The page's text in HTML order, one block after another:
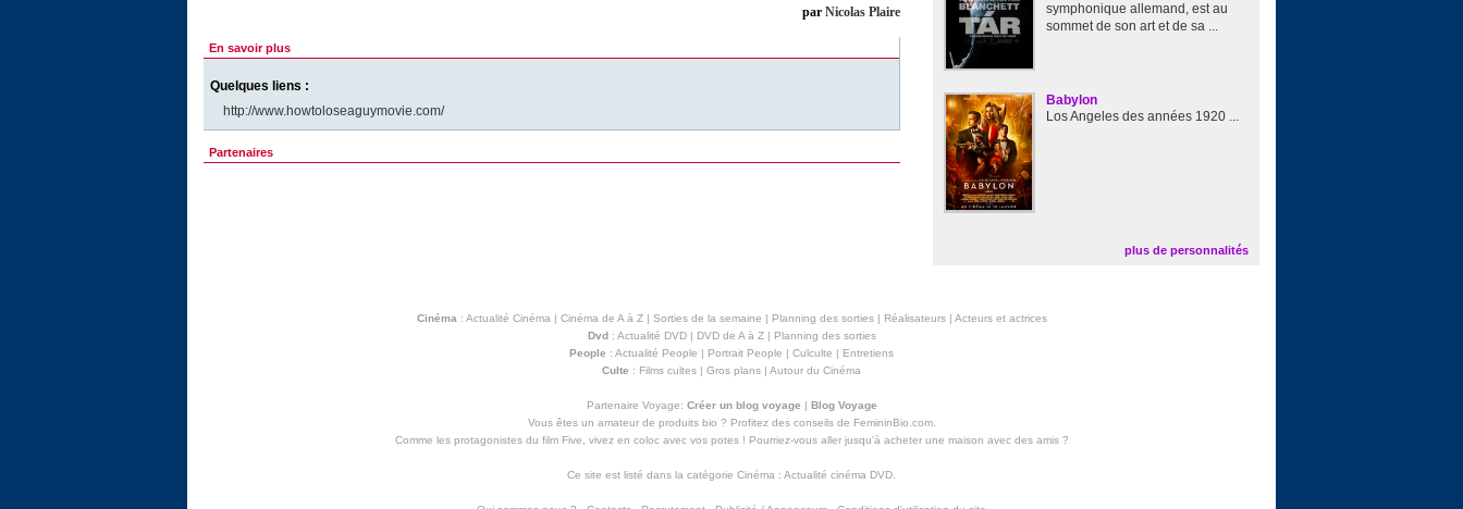
par Nicolas Plaire
En savoir plus
Quelques liens :
http://www.howtoloseaguymovie.com/
Partenaires
symphonique allemand, est au
sommet de son art et de sa ...
Babylon
Los Angeles des années 1920 ...
plus de personnalités
Cinéma : Actualité Cinéma | Cinéma de A à Z| Sorties de la semaine | Planning des sorties| Réalisateurs| Acteurs et actrices
Dvd: Actualité DVD| DVD de A à Z| Planning des sorties
People : Actualité People | Portrait People | Culculte | Entretiens
Culte : Films cultes | Gros plans | Autour du Cinéma
Partenaire Voyage: Créer un blog voyage | Blog Voyage
Vous êtes un amateur de produits bio ? Profitez des conseils de FemininBio.com.
Comme les protagonistes du film Five, vivez en coloc avec vos potes ! Pourriez-vous aller jusqu'à acheter une maison avec des amis?
Ce site est listé dans la catégorie Cinéma : Actualité cinéma DVD